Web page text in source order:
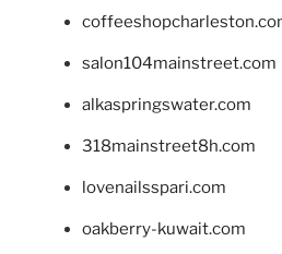
salon104mainstreet.com
alkaspringswater.com
318mainstreet8h.com
lovenailsspari.com
oakberry-kuwait.com